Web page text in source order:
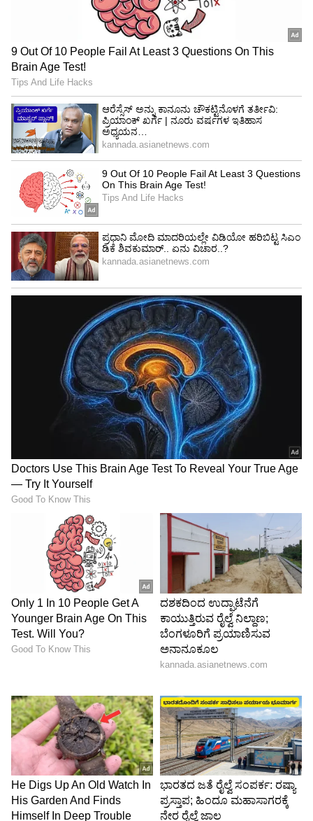
4
6
Image Credit :Alia Bhatt Instagram
ಸ್ಟೈಲಿಂಗ್ ತುಂಬಾ ಸಿಂಪಲ್
ಗೌನ್ ಹೈಲೈಟ್ ಆಗಲೆಂದು ನಟಿ ಸ್ಟೈಲಿಂಗ್ ಅನ್ನು ತುಂಬಾ
ಸಿಂಪಲ್ ಆಗಿರಿಸಿದ್ದರು. ಈ ಡ್ರೆಸ್‌ಗೆ ಅವರು ಬಿಳಿ ಬಣ್ಣದ
ಹೀಲ್ಸ್ ಮತ್ತು ಹಗುರವಾದ ಆಭರಣಗಳನ್ನು ಧರಿಸಿದ್ದರು.
ಕೆಲವೊಮ್ಮೆ ಸಿಂಪಲ್ ಸ್ಟೈಲಿಂಗ್ ಕೂಡ ರೆಡ್ ಕಾರ್ಪೆಟ್‌ನಲ್ಲಿ
ದೊಡ್ಡ ಪರಿಣಾಮ ಬೀರಬಲ್ಲದು ಎಂಬುದನ್ನು ಇದು
ಸಾಬೀತುಪಡಿಸಿತು.
Alia Bhatt Instagram
ಆಲಿಯಾ ಭಟ್ ತಮ್ಮ ಸಿಗ್ನೇಚರ್ ಸಾಫ್ಟ್-ಗ್ಲಾಮ್ ಬ್ಯೂಟಿ
ಸ್ಟೈಲ್‌ನೊಂದಿಗೆ ತಮ್ಮ ಕೇನ್ಸ್ ಲುಕ್ ಪೂರ್ಣಗೊಳಿಸಿದರು.
ಅವರು ಗ್ಲೋಯಿಂಗ್ ಸ್ಕಿನ್, ನ್ಯೂಡ್-ಟೋನ್ ಲಿಪ್ಸ್ ಮತ್ತು
ನ್ಯಾಚುರಲ್ ಮೇಕಪ್ ಆಯ್ಕೆ ಮಾಡಿಕೊಂಡಿದ್ದರು. ಅವರ
ಸೈಡ್-ಪಾರ್ಟೆಡ್ ಬನ್, ಗೌನ್‌ನ ಡ್ರಾಮಾಟಿಕ್ ನೋಟವನ್ನು